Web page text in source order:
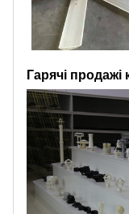
Гарячі продажі